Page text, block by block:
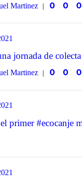
Martinez 0 0 0
jornada de
Martinez 0 0 0
el primer #ecocanje